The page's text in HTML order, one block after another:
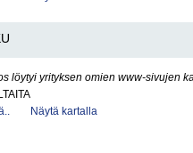
löytyi yrityksen omien www-sivujen
Näytä kartalla